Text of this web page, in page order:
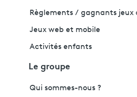
Règlements / gagnants jeux
Jeux web et mobile
Activités enfants
Le groupe
Qui sommes-nous ?